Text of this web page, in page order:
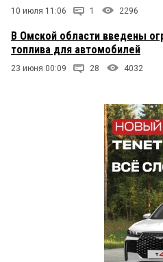
10 июля 11:06 1 2296
В Омской области введены
топлива для автомобилей
23 июня 00:09 28 4032